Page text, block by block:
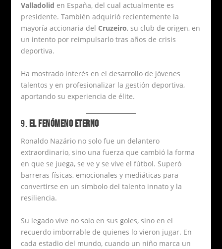
Valladolid en España, del cual actualmente es
presidente. También adquirió recientemente la
mayoría accionaria del Cruzeiro, su club de origen, en
un intento por reimpulsarlo tras años de crisis
deportiva.
Ha mostrado interés en el desarrollo de jóvenes
talentos y en profesionalizar la gestión deportiva,
aportando su experiencia de élite.
9. EL FENÓMENO ETERNO
Ronaldo Nazário no solo fue un delantero
extraordinario, sino una fuerza que cambió la forma
en que se juega, se ve y se vive el fútbol. Superó
barreras físicas, emocionales y mediáticas para
convertirse en un símbolo del talento innato y la
resiliencia.
Su legado vive no solo en sus goles, sino en el
recuerdo imborrable de quienes lo vieron jugar. En
cada estadio del mundo, cuando un niño marca un